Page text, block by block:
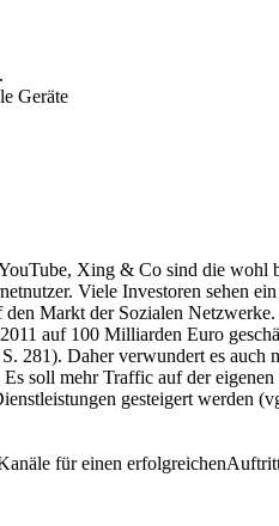
Geräte
Xing & Co sind die wohl
Viele Investoren sehen
Markt der Sozialen Netzwerke.
auf 100 Milliarden Euro
281). Daher verwundert es auch
soll mehr Traffic auf der
gesteigert werden
für einen